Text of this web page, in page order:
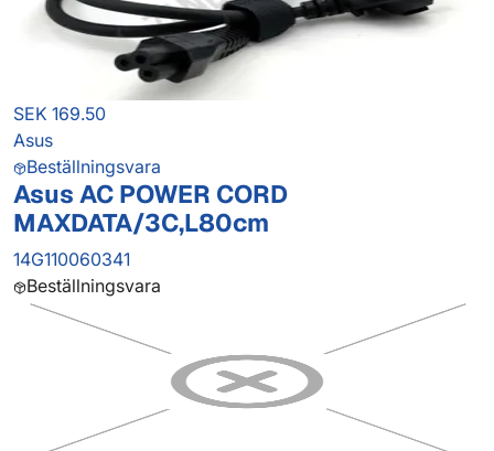
SEK 169.50
Asus
Beställningsvara
Asus AC POWER CORD
MAXDATA/3C,L80cm
14G110060341
Beställningsvara